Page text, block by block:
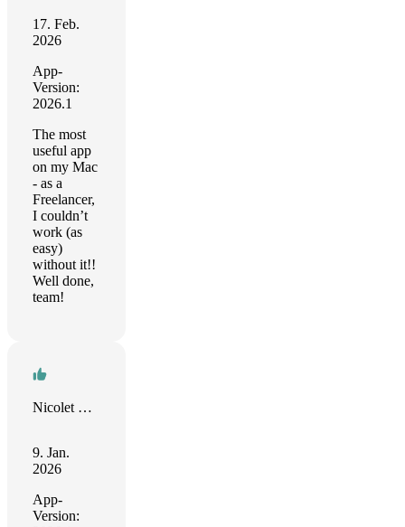
17. Feb.
2026
App-
Version:
2026.1
The most
useful app
on my Mac
- as a
Freelancer,
I couldn’t
work (as
easy)
without it!!
Well done,
team!
Nicolet Groen
9. Jan.
2026
App-
Version: